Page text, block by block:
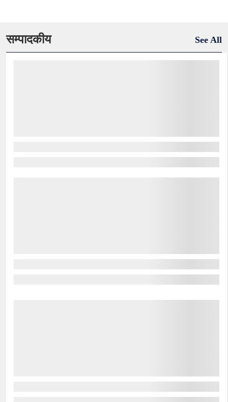
सम्पादकीय See All